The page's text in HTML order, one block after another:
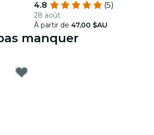
4.8
(5)
28 août
À partir de 47,00 $AU
manquer